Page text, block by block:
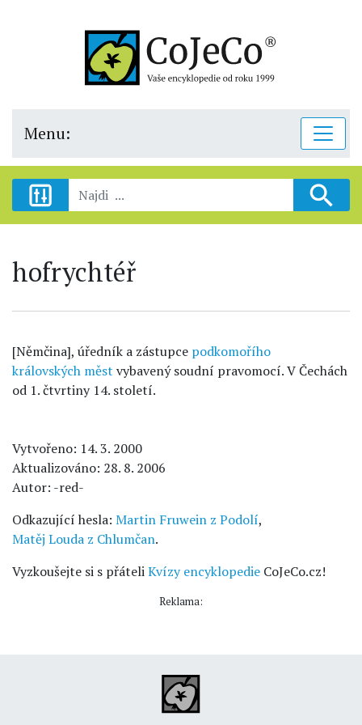
Menu:
hofrychtéř
[Němčina], úředník a zástupce podkomořího
královských měst vybavený soudní pravomocí. V Čechách
od 1. čtvrtiny 14. století.
Vytvořeno: 14. 3. 2000
Aktualizováno: 28. 8. 2006
Autor: -red-
Odkazující hesla: Martin Fruwein z Podolí,
Matěj Louda z Chlumčan.
Vyzkoušejte si s přáteliKvízy encyklopedie CoJeCo.cz!
Reklama: